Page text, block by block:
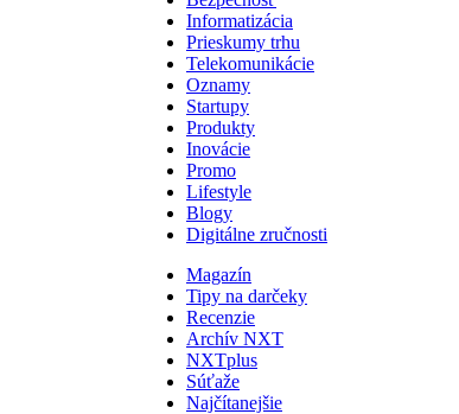
Informatizácia
Prieskumy trhu
Telekomunikácie
Oznamy
Startupy
Produkty
Inovácie
Promo
Lifestyle
Blogy
Digitálne zručnosti
Magazín
Tipy na darčeky
Recenzie
Archív NXT
NXTplus
Súťaže
Najčítanejšie